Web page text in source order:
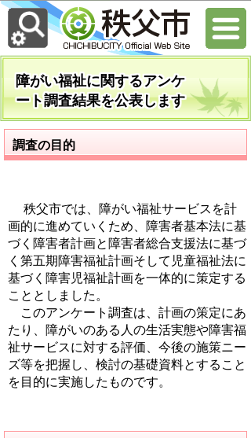
障がい福祉に関するアンケ
ート調査結果を公表します
調査の目的
秩父市では、障がい福祉サービスを計
画的に進めていくため、障害者基本法に基
づく障害者計画と障害者総合支援法に基づ
く第五期障害福祉計画そして児童福祉法に
基づく障害児福祉計画を一体的に策定する
こととしました。
このアンケート調査は、計画の策定にあ
たり、障がいのある人の生活実態や障害福
祉サービスに対する評価、今後の施策ニー
ズ等を把握し、検討の基礎資料とすること
を目的に実施したものです。